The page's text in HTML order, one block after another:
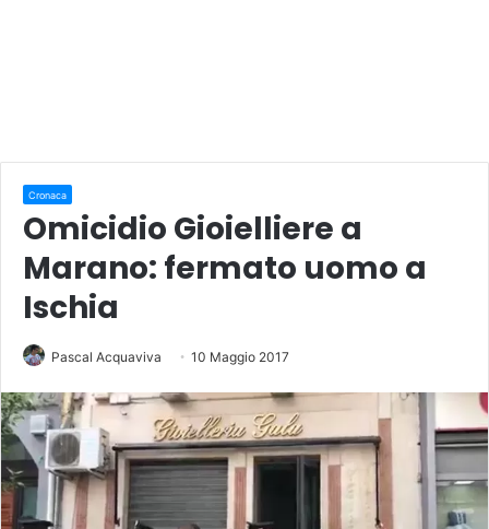
Cronaca
Omicidio Gioielliere a
Marano: fermato uomo a
Ischia
Pascal Acquaviva 10 Maggio 2017